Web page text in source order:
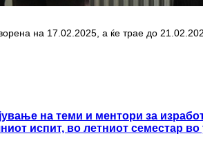
на 17.02.2025, а ќе трае до
на теми и ментори за
испит, во летниот семестар во